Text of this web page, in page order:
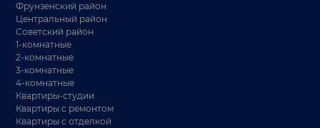
Фрунзенский район
Центральный район
Советский район
1-комнатные
2-комнатные
3-комнатные
4-комнатные
Квартиры-студии
Квартиры с ремонтом
Квартиры с отделкой